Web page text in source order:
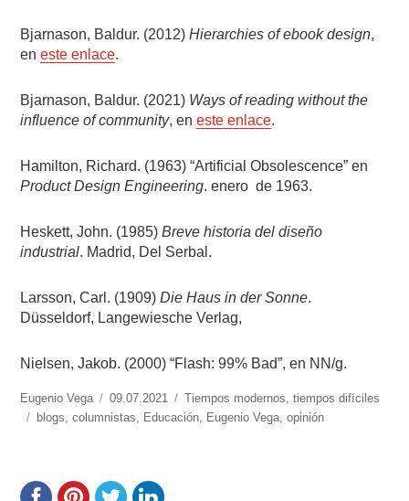
Bjarnason, Baldur. (2012)Hierarchies of ebook design,
eneste enlace.
Bjarnason, Baldur. (2021) Ways of reading without the
influence of community, eneste enlace.
Hamilton, Richard. (1963) “Artificial Obsolescence” en
Product Design Engineering. enero de 1963.
Heskett, John. (1985)Breve historia del diseño
industrial. Madrid, Del Serbal.
Larsson, Carl. (1909)Die Haus in der Sonne.
Düsseldorf, Langewiesche Verlag,
Nielsen, Jakob. (2000) “Flash: 99% Bad”, en NN/g.
https://www.experimenta.es/author/info1/
Eugenio Vega
Publicado
el
09.07.2021 Categorías
Tiempos modernos, tiempos difíciles
Etiquetas
blogs ,columnistas Educación Eugenio Vega ,opinión